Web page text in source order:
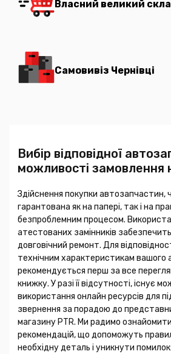
Власний великий
Самовивіз Чернівці
Вибір відповідної
можливості замовлення
Здійснення покупки автозапчастин,
гарантована як на папері, так і на
безпроблемним процесом.
атестованих замінників
довговічний ремонт. Для
технічним характеристикам вашого
рекомендується перш за все
книжку. У разі її відсутності, існує
використання онлайн ресурсів для
звернення за порадою до
магазину PTR. Ми радимо
рекомендацій, що допоможуть
необхідну деталь і уникнути помилок: